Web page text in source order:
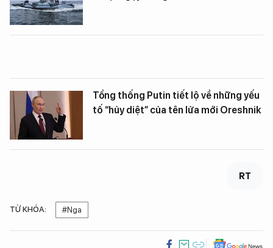
Tổng thống Putin tiết lộ về những yếu
tố “hủy diệt” của tên lửa mới Oreshnik
RT
TỪ KHÓA: #Nga